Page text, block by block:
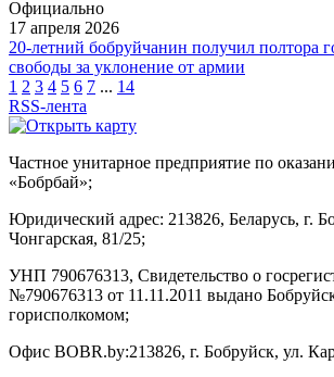
Официально
17 апреля 2026
20-летний бобруйчанин получил полтора
свободы за уклонение от армии
1 2 3 4 5 6 7 ... 14
RSS-лента
Частное унитарное предприятие по
«Бобрбай»;
Юридический адрес: 213826, Беларусь, г.
Чонгарская, 81/25;
УНП 790676313, Свидетельство о
№790676313 от 11.11.2011 выдано
горисполкомом;
Офис BOBR.by:213826, г. Бобруйск, ул.